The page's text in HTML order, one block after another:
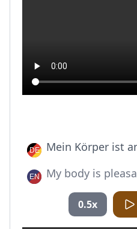
Mein Körper ist
My body is
0.5x